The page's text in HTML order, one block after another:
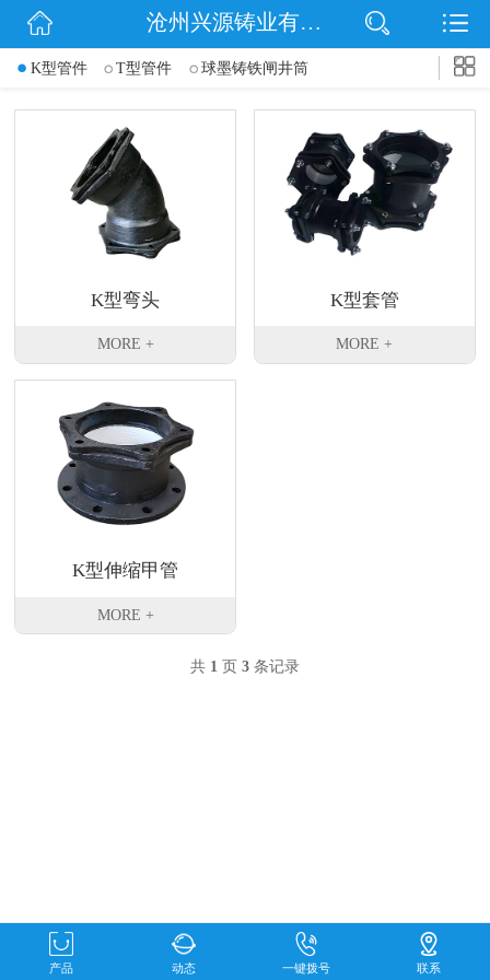
网站首页
信息动态
产品展示
企业文化
联系我们
沧州兴源铸业有限公司
K型管件 T型管件 球墨铸铁闸井筒
K型弯头
MORE +
K型套管
MORE +
K型伸缩甲管
MORE +
共 1页 3条记录
产品 动态 一键拨号 联系